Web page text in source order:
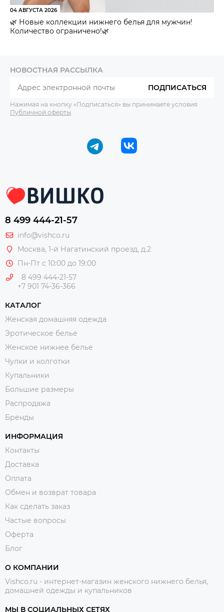
04 АВГУСТА 2026
🌿 Новые коллекции нижнего белья для мужчин!
Количество ограничено!🌿
НОВОСТНАЯ РАССЫЛКА
ПОДПИСАТЬСЯ
Нажимая на кнопку «Подписаться» вы принимаете условия
Публичной оферты
8 499 444-21-57
info@vishco.ru
Москва, 1-й Нагатинский проезд, д.2
Пн-Пт с 10:00 до 19:00
8 499 444-21-57
+7 901 74-36-366
КАТАЛОГ
Женская домашняя одежда
Эротическое белье
Женское нижнее белье
Чулки и колготки
Купальники
Большие размеры
Распродажа
Бренды
ИНФОРМАЦИЯ
Контакты
Доставка
Оплата
Обмен и возврат товара
Как сделать заказ
Частые вопросы
Оферта
Блог
О КОМПАНИИ
Vishco.ru - интернет-магазин женского нижнего белья,
домашней одежды и купальников
МЫ В СОЦИАЛЬНЫХ СЕТЯХ